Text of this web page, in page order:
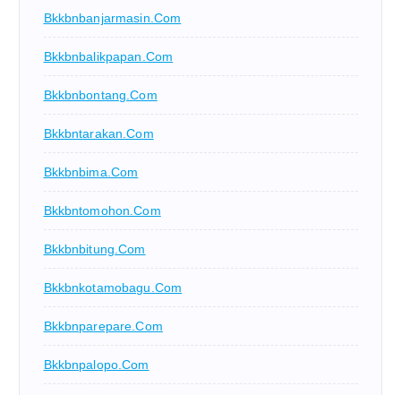
Bkkbnbanjarmasin.com
Bkkbnbalikpapan.com
Bkkbnbontang.com
Bkkbntarakan.com
Bkkbnbima.com
Bkkbntomohon.com
Bkkbnbitung.com
Bkkbnkotamobagu.com
Bkkbnparepare.com
Bkkbnpalopo.com